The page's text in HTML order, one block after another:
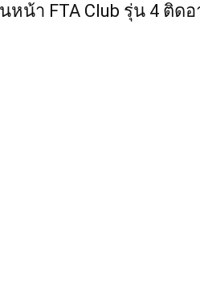
นหน้า FTA Club รุ่น 4 ติ